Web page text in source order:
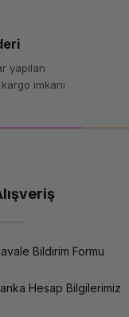
yapılan
imkanı
Bildirim Formu
Hesap Bilgilerimiz